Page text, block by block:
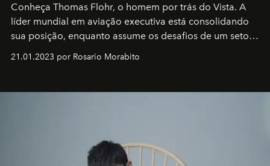
Conheça Thomas Flohr, o homem por trás do Vista. A
líder mundial em aviação executiva está consolidando
sua posição, enquanto assume os desafios de um setor
21.01.2023 por Rosario Morabito